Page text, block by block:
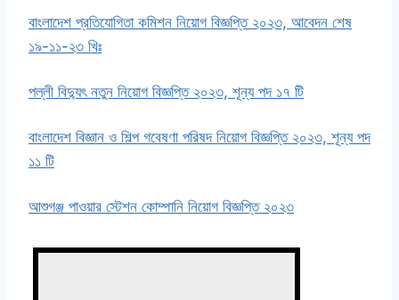
বাংলাদেশ প্রতিযোগিতা কমিশন নিয়োগ বিজ্ঞপ্তি ২০২৩, আবেদন শেষ
১৯-১১-২৩ খিঃ
পল্লী বিদ্যুৎ নতুন নিয়োগ বিজ্ঞপ্তি ২০২৩, শূন্য পদ ১৭ টি
বাংলাদেশ বিজ্ঞান ও শিল্প গবেষণা পরিষদ নিয়োগ বিজ্ঞপ্তি ২০২৩, শূন্য পদ
১১ টি
আশুগঞ্জ পাওয়ার স্টেশন কোম্পানি নিয়োগ বিজ্ঞপ্তি ২০২৩